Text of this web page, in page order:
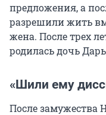
предложения, а
разрешили жить
жена. После трех
родилась дочь
«Шили ему
После замужества